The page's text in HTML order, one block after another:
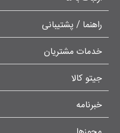
راهنما / پشتیبانی
خدمات مشتریان
جیتو کالا
خبرنامه